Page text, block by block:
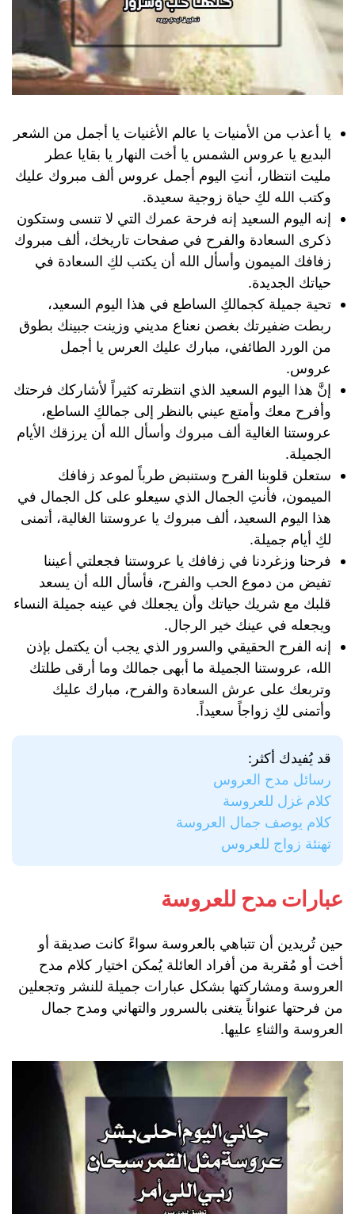
يا أعذب من الأمنيات يا عالم الأغنيات يا أجمل من الشعر
البديع يا عروس الشمس يا أخت النهار يا بقايا عطر
مليت انتظار، أنتِ اليوم أجمل عروس ألف مبروك عليك
وكتب الله لكِ حياة زوجية سعيدة.
إنه اليوم السعيد إنه فرحة عمرك التي لا تنسى وستكون
ذكرى السعادة والفرح في صفحات تاريخك، ألف مبروك
زفافك الميمون وأسأل الله أن يكتب لكِ السعادة في
حياتك الجديدة.
تحية جميلة كجمالكِ الساطع في هذا اليوم السعيد،
ربطت ضفيرتك بغصن نعناع مديني وزينت جبينك بطوق
من الورد الطائفي، مبارك عليك العرس يا أجمل
عروس.
إنَّ هذا اليوم السعيد الذي انتظرته كثيراً لأشاركك فرحتك
وأفرح معك وأمتع عيني بالنظر إلى جمالكِ الساطع،
عروستنا الغالية ألف مبروك وأسأل الله أن يرزقك الأيام
الجميلة.
ستعلن قلوبنا الفرح وستنبض طرباً لموعد زفافك
الميمون، فأنتِ الجمال الذي سيعلو على كل الجمال في
هذا اليوم السعيد، ألف مبروك يا عروستنا الغالية، أتمنى
لكِ أيام جميلة.
فرحنا وزغردنا في زفافك يا عروستنا فجعلتي أعيننا
تفيض من دموع الحب والفرح، فأسأل الله أن يسعد
قلبك مع شريك حياتك وأن يجعلك في عينه جميلة النساء
ويجعله في عينك خير الرجال.
إنه الفرح الحقيقي والسرور الذي يجب أن يكتمل بإذن
الله، عروستنا الجميلة ما أبهى جمالك وما أرقى طلتك
وتربعك على عرش السعادة والفرح، مبارك عليك
وأتمنى لكِ زواجاً سعيداً.
قد يُفيدك أكثر:
رسائل مدح العروس
كلام غزل للعروسة
كلام يوصف جمال العروسة
تهنئة زواج للعروس
عبارات مدح للعروسة
حين تُريدين أن تتباهي بالعروسة سواءً كانت صديقة أو
أخت أو مُقربة من أفراد العائلة يُمكن اختيار كلام مدح
العروسة ومشاركتها بشكل عبارات جميلة للنشر وتجعلين
من فرحتها عنواناً يتغنى بالسرور والتهاني ومدح جمال
العروسة والثناءِ عليها.